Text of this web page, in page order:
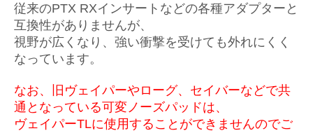
従来のPTX RXインサートなどの各種アダプターと
互換性がありませんが、
視野が広くなり、強い衝撃を受けても外れにくく
なっています。
なお、旧ヴェイパーやローグ、セイバーなどで共
通となっている可変ノーズパッドは、
ヴェイパーTLに使用することができませんのでご